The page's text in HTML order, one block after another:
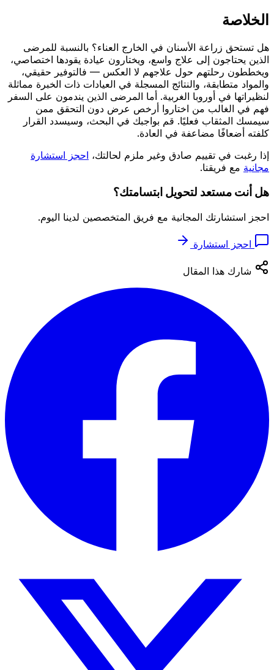
الخلاصة
هل تستحق زراعة الأسنان في الخارج العناء؟ بالنسبة للمرضى
الذين يحتاجون إلى علاج واسع، ويختارون عيادة يقودها اختصاصي،
ويخططون رحلتهم حول علاجهم لا العكس — فالتوفير حقيقي،
والمواد متطابقة، والنتائج المسجلة في العيادات ذات الخبرة مماثلة
لنظيراتها في أوروبا الغربية. أما المرضى الذين يندمون على السفر
فهم في الغالب من اختاروا أرخص عرض دون التحقق ممن
سيمسك المثقاب فعليًا. قم بواجبك في البحث، وسيسدد القرار
كلفته أضعافًا مضاعفة في العادة.
إذا رغبت في تقييم صادق وغير ملزم لحالتك، احجز استشارة
مجانية مع فريقنا.
هل أنت مستعد لتحويل ابتسامتك؟
احجز استشارتك المجانية مع فريق المتخصصين لدينا اليوم.
احجز استشارة
شارك هذا المقال